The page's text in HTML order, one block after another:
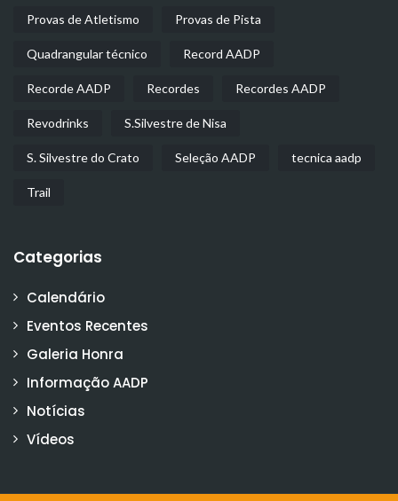
Provas de Atletismo Provas de Pista
Quadrangular técnico Record AADP
Recorde AADP Recordes Recordes AADP
Revodrinks S.Silvestre de Nisa
S. Silvestre do Crato Seleção AADP tecnica aadp
Trail
Categorias
Calendário
Eventos Recentes
Galeria Honra
Informação AADP
Notícias
Vídeos